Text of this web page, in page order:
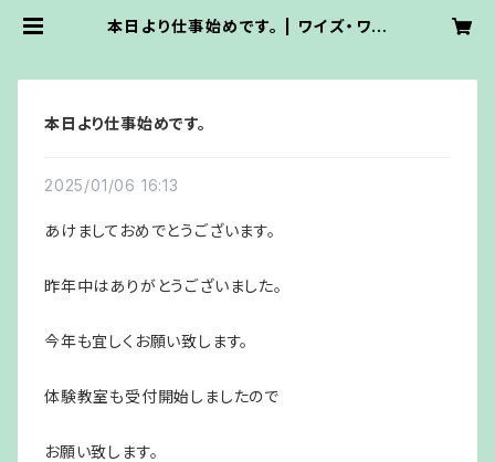
本日より仕事始めです。 | ワイズ・ワー
本日より仕事始めです。
2025/01/06 16:13
あけましておめでとうございます。
昨年中はありがとうございました。
今年も宜しくお願い致します。
体験教室も受付開始しましたので
お願い致します。